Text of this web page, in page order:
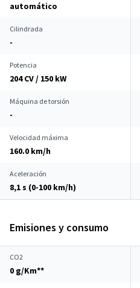
automático
Cilindrada
-
Potencia
204 CV / 150 kW
Máquina de torsión
-
Velocidad máxima
160.0 km/h
Aceleración
8,1 s (0-100 km/h)
Emisiones y consumo
CO2
0 g/Km**